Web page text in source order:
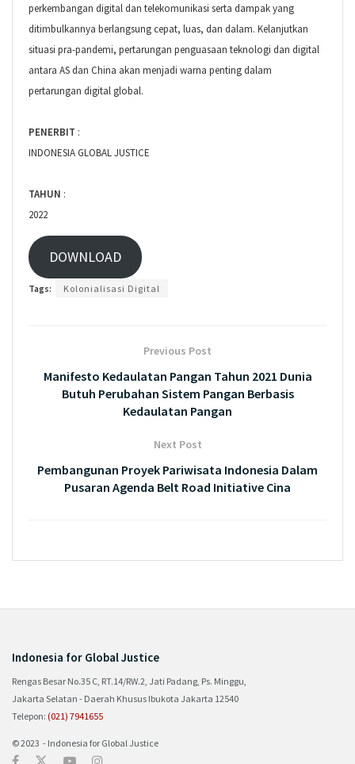
perkembangan digital dan telekomunikasi serta dampak yang
ditimbulkannya berlangsung cepat, luas, dan dalam. Kelanjutkan
situasi pra-pandemi, pertarungan penguasaan teknologi dan digital
antara AS dan China akan menjadi warna penting dalam
pertarungan digital global.
PENERBIT :
INDONESIA GLOBAL JUSTICE
TAHUN :
2022
DOWNLOAD
Tags: Kolonialisasi Digital
Previous Post
Manifesto Kedaulatan Pangan Tahun 2021 Dunia
Butuh Perubahan Sistem Pangan Berbasis
Kedaulatan Pangan
Next Post
Pembangunan Proyek Pariwisata Indonesia Dalam
Pusaran Agenda Belt Road Initiative Cina
Indonesia for Global Justice
Rengas Besar No.35 C, RT.14/RW.2, Jati Padang, Ps. Minggu,
Jakarta Selatan - Daerah Khusus Ibukota Jakarta 12540
Telepon: (021) 7941655
© 2023 - Indonesia for Global Justice